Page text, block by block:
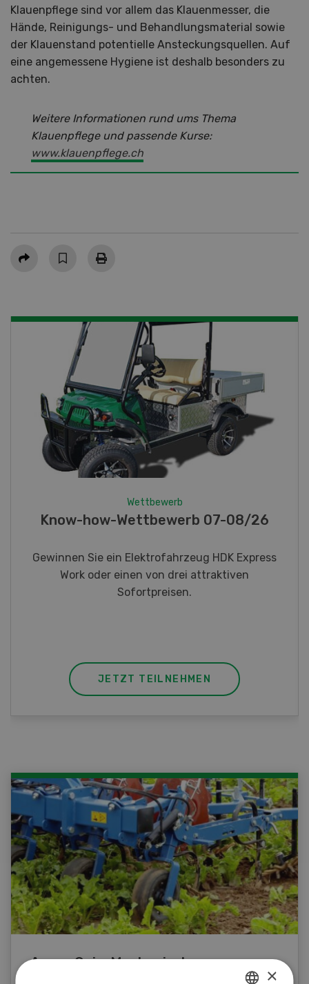
Klauenpflege sind vor allem das Klauenmesser, die
Hände, Reinigungs- und Behandlungsmaterial sowie
der Klauenstand potentielle Ansteckungsquellen. Auf
eine angemessene Hygiene ist deshalb besonders zu
achten.
Weitere Informationen rund ums Thema
Klauenpflege und passende Kurse:
www.klauenpflege.ch
Teilen
Fotorätsel 07-08/26
Gewinnen Sie eines von fünf LANDI
Taschenmessern
JETZT TEILNEHMEN
Agrar-Quiz: Mechanische
×